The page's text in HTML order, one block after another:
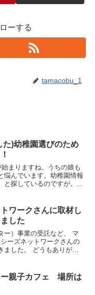
ーする
tamacobu_1
た)幼稚園選びのため
まりますね。うちの娘も
悩んでいます。幼稚園情報
探しているのですが。。
ワークさんに取材し
した
ー）事業の受託など、 マ
ーズネットワークさんの
した。 どうもありがと
ー親子カフェ 場所は